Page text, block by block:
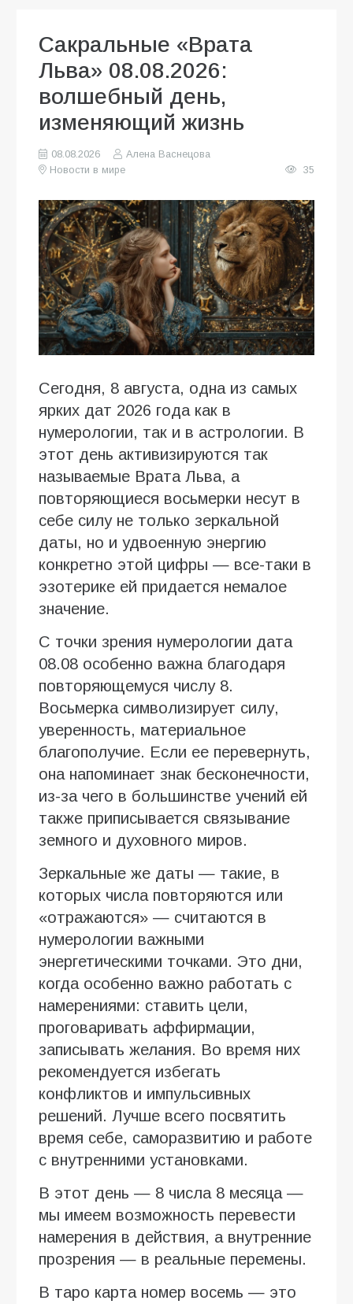
Сакральные «Врата
Льва» 08.08.2026:
волшебный день,
изменяющий жизнь
08.08.2026
Алена Васнецова
Новости в мире
35
Сегодня, 8 августа, одна из самых
ярких дат 2026 года как в
нумерологии, так и в астрологии. В
этот день активизируются так
называемые Врата Льва, а
повторяющиеся восьмерки несут в
себе силу не только зеркальной
даты, но и удвоенную энергию
конкретно этой цифры — все-таки в
эзотерике ей придается немалое
значение.
С точки зрения нумерологии дата
08.08 особенно важна благодаря
повторяющемуся числу 8.
Восьмерка символизирует силу,
уверенность, материальное
благополучие. Если ее перевернуть,
она напоминает знак бесконечности,
из-за чего в большинстве учений ей
также приписывается связывание
земного и духовного миров.
Зеркальные же даты — такие, в
которых числа повторяются или
«отражаются» — считаются в
нумерологии важными
энергетическими точками. Это дни,
когда особенно важно работать с
намерениями: ставить цели,
проговаривать аффирмации,
записывать желания. Во время них
рекомендуется избегать
конфликтов и импульсивных
решений. Лучше всего посвятить
время себе, саморазвитию и работе
с внутренними установками.
В этот день — 8 числа 8 месяца —
мы имеем возможность перевести
намерения в действия, а внутренние
прозрения — в реальные перемены.
В таро карта номер восемь — это